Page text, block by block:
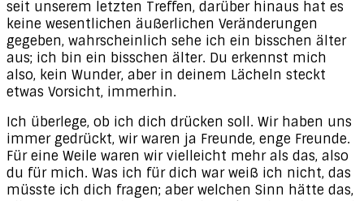
seit unserem letzten Treffen, darüber hinaus hat es
keine wesentlichen äußerlichen Veränderungen
gegeben, wahrscheinlich sehe ich ein bisschen älter
aus; ich bin ein bisschen älter. Du erkennst mich
also, kein Wunder, aber in deinem Lächeln steckt
etwas Vorsicht, immerhin.
Ich überlege, ob ich dich drücken soll. Wir haben uns
immer gedrückt, wir waren ja Freunde, enge Freunde.
Für eine Weile waren wir vielleicht mehr als das, also
du für mich. Was ich für dich war weiß ich nicht, das
müsste ich dich fragen; aber welchen Sinn hätte das,